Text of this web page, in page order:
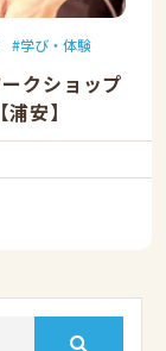
学び・体験
クショップ
安】